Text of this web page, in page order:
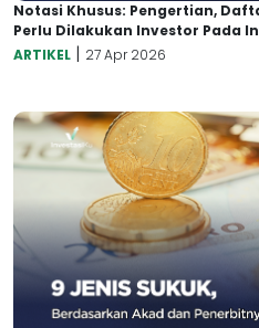
Notasi Khusus: Pengertian,
Perlu Dilakukan Investor Pada
ARTIKEL | 27 Apr 2026